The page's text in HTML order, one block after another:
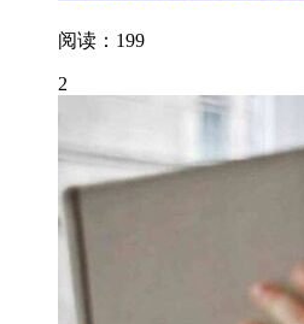
阅读：199
2